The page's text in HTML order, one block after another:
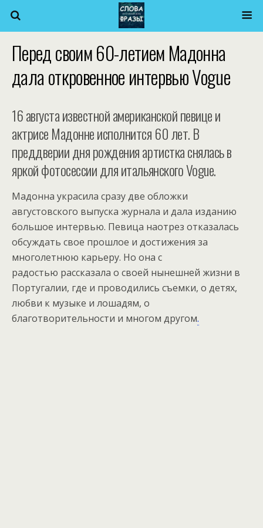
Перед своим 60-летием Мадонна
дала откровенное интервью Vogue
16 августа известной американской певице и
актрисе Мадонне исполнится 60 лет. В
преддверии дня рождения артистка снялась в
яркой фотосессии для итальянского Vogue.
Мадонна украсила сразу две обложки
августовского выпуска журнала и дала изданию
большое интервью. Певица наотрез отказалась
обсуждать свое прошлое и достижения за
многолетнюю карьеру. Но она с
радостью рассказала о своей нынешней жизни в
Португалии, где и проводились съемки, о детях,
любви к музыке и лошадям, о
благотворительности и многом другом.